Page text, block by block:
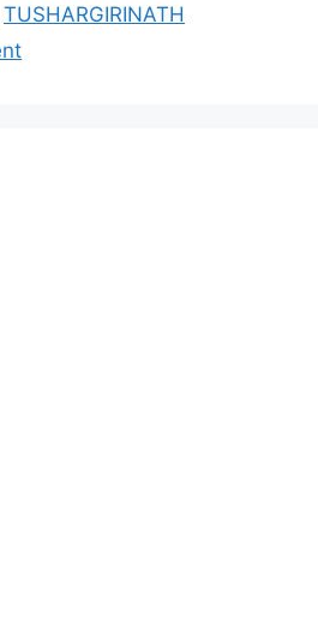
TUSHARGIRINATH